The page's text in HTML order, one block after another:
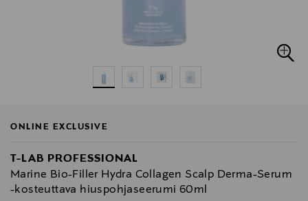
ONLINE EXCLUSIVE
T-LAB PROFESSIONAL
Marine Bio-Filler Hydra Collagen Scalp Derma-Serum
-kosteuttava hiuspohjaseerumi 60ml